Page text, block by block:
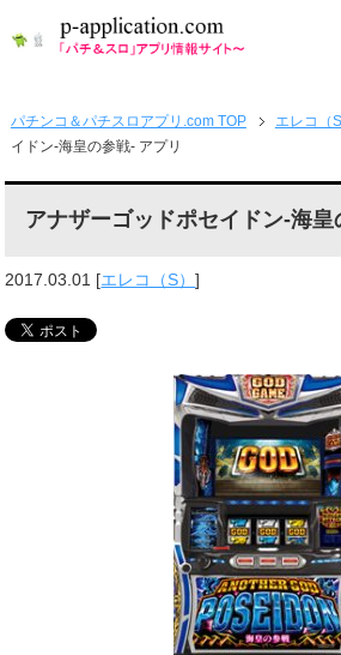
パチンコ＆パチスロアプリ.com TOP エレコ（S
イドン-海皇の参戦- アプリ
アナザーゴッドポセイドン-海皇
2017.03.01 [エレコ（S）]